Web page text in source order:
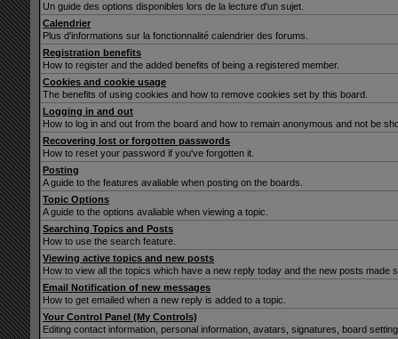
Un guide des options disponibles lors de la lecture d'un sujet.
Calendrier
Plus d'informations sur la fonctionnalité calendrier des forums.
Registration benefits
How to register and the added benefits of being a registered member.
Cookies and cookie usage
The benefits of using cookies and how to remove cookies set by this board.
Logging in and out
How to log in and out from the board and how to remain anonymous and not be
Recovering lost or forgotten passwords
How to reset your password if you've forgotten it.
Posting
A guide to the features avaliable when posting on the boards.
Topic Options
A guide to the options avaliable when viewing a topic.
Searching Topics and Posts
How to use the search feature.
Viewing active topics and new posts
How to view all the topics which have a new reply today and the new posts made
Email Notification of new messages
How to get emailed when a new reply is added to a topic.
Your Control Panel (My Controls)
Editing contact information, personal information, avatars, signatures, board